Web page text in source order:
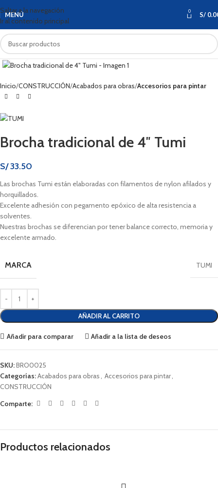
Saltar a la navegación
Ir al contenido principal
MENÚ 0 S/
Haga clic para ampliar
Inicio CONSTRUCCIÓN Acabados para obras Accesorios para pintar
Brocha tradicional de 4″ Tumi
S/33.50
Las brochas Tumi están elaboradas con filamentos de nylon afilados y
horquillados.
Excelente adhesión con pegamento epóxico de alta resistencia a
solventes.
Nuestras brochas se diferencian por tener balance correcto, memoria y
excelente armado.
MARCA TUMI
AÑADIR AL CARRITO
Añadir para comparar Añadir a la lista de deseos
SKU:BRO0025
Categorías:Acabados para obras, Accesorios para pintar,
CONSTRUCCIÓN
Comparte:
Productos relacionados